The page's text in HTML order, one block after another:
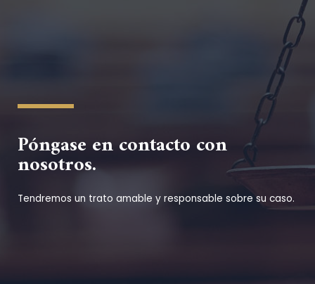
Póngase en contacto con
nosotros.
Tendremos un trato amable y responsable sobre su caso.